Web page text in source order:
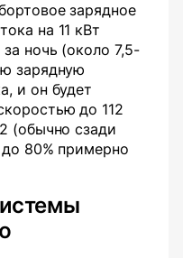
зарядное
на 11 кВт
ночь (около 7,5-
зарядную
и он будет
до 112
(обычно сзади
80% примерно